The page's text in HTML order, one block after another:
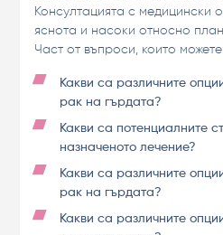
Консултацията с медицински
яснота и насоки относно
Част от въпроси, които
Какви са различните
рак на гърдата?
Какви са потенциалните
назначеното лечение?
Какви са различните
рак на гърдата?
Какви са различните